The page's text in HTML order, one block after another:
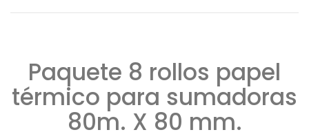
Paquete 8 rollos papel
térmico para sumadoras
80m. X 80 mm.